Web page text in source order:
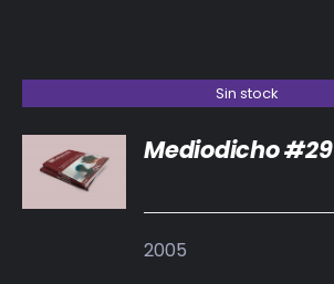
Sin stock
DETALLES
Mediodicho #29
2005